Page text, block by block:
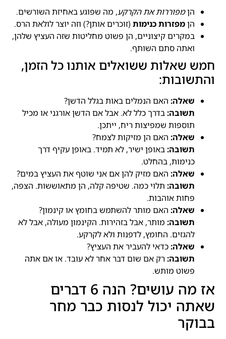
הןמפוררות את הקרקע, מה שפוגע באחיזת השורשים.
הןמפזרות כנימות (זוכרים אותן?) וזה יוצר לולאת הרס.
במקרים קיצוניים, הן פשוט מחליטות שזה העציץ שלהן,
ואתה סתם השותף.
חמש שאלות ששואלים אותנו כל הזמן,
והתשובות:
שאלה: האם הנמלים באות בגלל הדשן?
תשובה:בדרך כלל לא. אבל אם הדשן אורגני או מכיל
תוספות שמפיצות ריח, ייתכן.
שאלה: האם הן מזיקות לצמח?
תשובה:באופן ישיר, לא תמיד. באופן עקיף דרך
כנימות, בהחלט.
שאלה: האם מזיק להן אם אני שוטף את העציץ במים?
תשובה: תלוי כמה. שטיפה קלה, הן מתאוששות. הצפה,
פחות אוהבות.
שאלה: האם מותר להשתמש בחומץ או קינמון?
תשובה: מותר, אבל בזהירות. הקינמון מעולה, אבל לא
להגזים. החומץ, לדפנות ולא לקרקע.
שאלה:כדאי להעביר את העציץ?
תשובה:רק אם שום דבר אחר לא עובד. או אם אתה
פשוט מותש.
אז מה עושים? הנה 6 דברים
שאתה יכול לנסות כבר מחר
בבוקר